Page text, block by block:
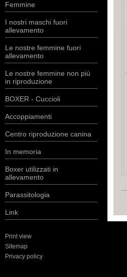
Femmine
I nostri maschi fuori
allevamento
Le nostre femmine fuori
allevamento
Le nostre femmine non più
in riproduzione
BOXER - Cuccioli
Accoppiamenti
Centro riproduzione canina
In memoria
Boxer utilizzati in
allevamento
Parassitologia
Link
Print view
Sitemap
Privacy policy